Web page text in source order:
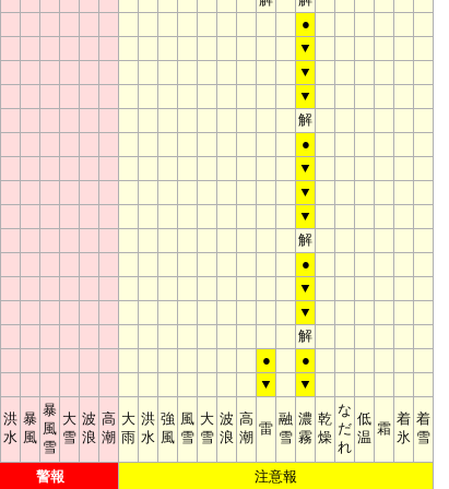
●
▼
▼
▼
解
●
▼
▼
▼
解
●
▼
▼
解
●
●
▼ ▼
洪
水
暴
風
暴
風
雪
大
雪
波
浪
高
潮
大
雨
洪
水
強
風
風
雪
大
雪
波
浪
高
潮
雷
融
雪
濃
霧
乾
燥
な
だ
れ
低
温
霜
着
氷
着
雪
警報 注意報